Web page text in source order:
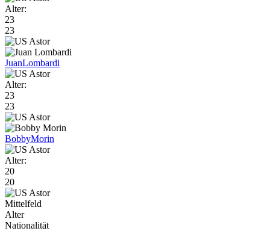
Alter:
23
23
JuanLombardi
Alter:
23
23
BobbyMorin
Alter:
20
20
Mittelfeld
Alter
Nationalität